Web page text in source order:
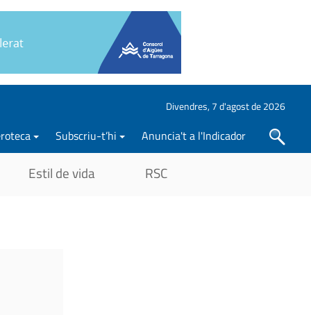
Divendres, 7 d'agost de 2026
Subscriu-t’hi
Anuncia't a l'Indicador
Cercar
Estil de vida RSC